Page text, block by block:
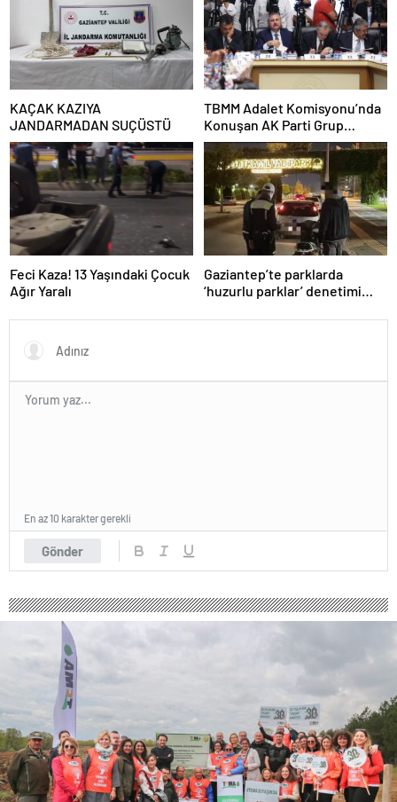
olmasının neredeyse
imkânsız
KAÇAK KAZIYA
JANDARMADAN SUÇÜSTÜ
TBMM Adalet Komisyonu’nda
Konuşan AK Parti Grup
Başkanvekili Abdulhamit Gül:
“Kanun Teklifi Milletimizin
Teklifidir”
Feci Kaza! 13 Yaşındaki Çocuk
Ağır Yaralı
Gaziantep’te parklarda
‘huzurlu parklar’ denetimi
Gönder
En az 10 karakter gerekli